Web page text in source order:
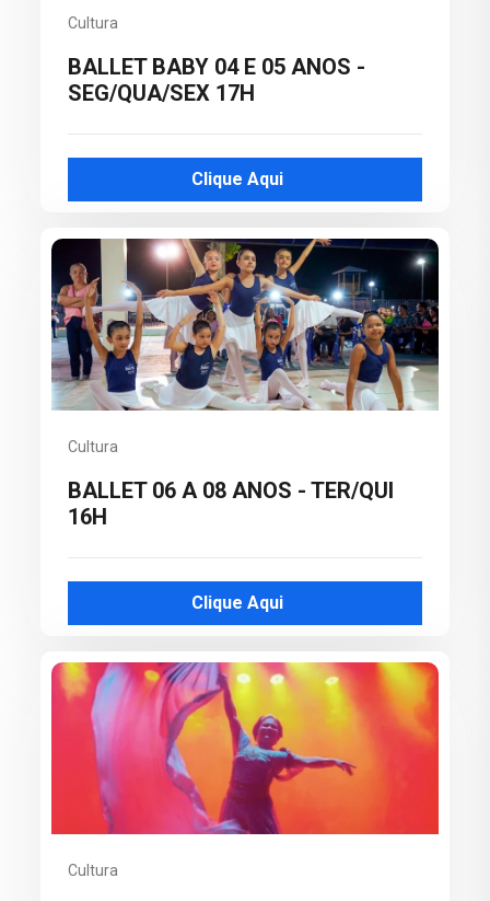
Cultura
BALLET BABY 04 E 05 ANOS -
SEG/QUA/SEX 17H
Clique Aqui
Cultura
BALLET 06 A 08 ANOS - TER/QUI
16H
Clique Aqui
Cultura